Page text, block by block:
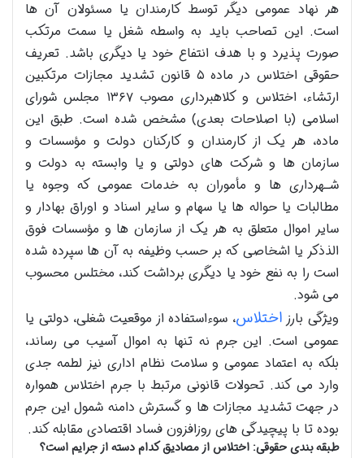
هر نهاد عمومی دیگر توسط کارمندان یا مسئولان آن ها
است. این تصاحب باید به واسطه شغل یا سمت مرتکب
صورت پذیرد و با هدف انتفاع خود یا دیگری باشد. تعریف
حقوقی اختلاس در ماده ۵ قانون تشدید مجازات مرتکبین
ارتشاء، اختلاس و کلاهبرداری مصوب ۱۳۶۷ مجلس شورای
اسلامی (با اصلاحات بعدی) مشخص شده است. طبق این
ماده، هر یک از کارمندان و کارکنان دولت و مؤسسات و
سازمان ها و شرکت های دولتی و یا وابسته به دولت و
شـهرداری ها و مأموران به خدمات عمومی که وجوه یا
مطالبات یا حواله ها یا سهام و سایر اسناد و اوراق بهادار و
سایر اموال متعلق به هر یک از سازمان ها و مؤسسات فوق
الذذکر یا اشخاصی که بر حسب وظیفه به آن ها سپرده شده
است را به نفع خود یا دیگری برداشت کند، مختلس محسوب
می شود.
ویژگی بارز اختلاس، سوءاستفاده از موقعیت شغلی، دولتی یا
عمومی است. این جرم نه تنها به اموال آسیب می رساند،
بلکه به اعتماد عمومی و سلامت نظام اداری نیز لطمه جدی
وارد می کند. تحولات قانونی مرتبط با جرم اختلاس همواره
در جهت تشدید مجازات ها و گسترش دامنه شمول این جرم
بوده تا با پیچیدگی های روزافزون فساد اقتصادی مقابله کند.
طبقه بندی حقوقی: اختلاس از مصادیق کدام دسته از جرایم است؟